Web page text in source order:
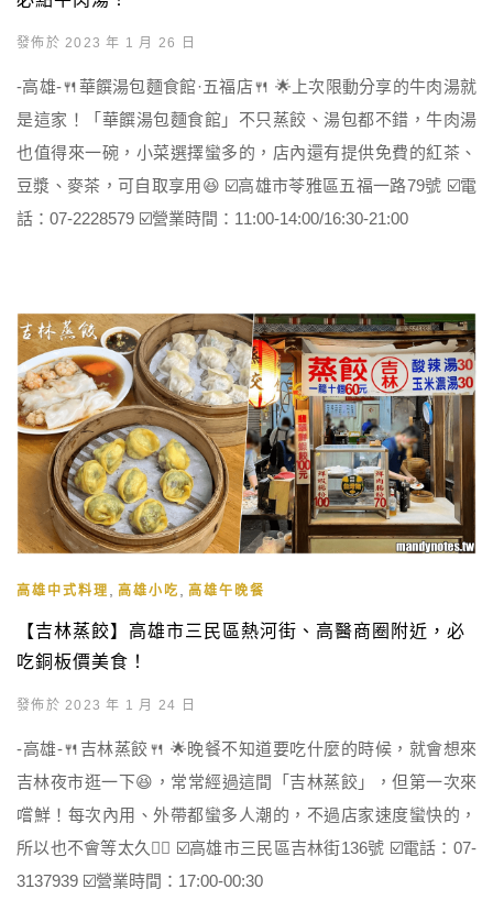
發佈於 2023 年 1 月 26 日
-高雄-🍴華饌湯包麵食館·五福店🍴 🌟上次限動分享的牛肉湯就
是這家！「華饌湯包麵食館」不只蒸餃、湯包都不錯，牛肉湯
也值得來一碗，小菜選擇蠻多的，店內還有提供免費的紅茶、
豆漿、麥茶，可自取享用😆 ☑️高雄市苓雅區五福一路79號 ☑️電
話：07-2228579 ☑️營業時間：11:00-14:00/16:30-21:00
高雄中式料理 高雄小吃 高雄午晚餐
【吉林蒸餃】高雄市三民區熱河街、高醫商圈附近，必
吃銅板價美食！
發佈於 2023 年 1 月 24 日
-高雄-🍴吉林蒸餃🍴 🌟晚餐不知道要吃什麼的時候，就會想來
吉林夜市逛一下😆，常常經過這間「吉林蒸餃」，但第一次來
嚐鮮！每次內用、外帶都蠻多人潮的，不過店家速度蠻快的，
所以也不會等太久👌🏻 ☑️高雄市三民區吉林街136號 ☑️電話：07-
3137939 ☑️營業時間：17:00-00:30